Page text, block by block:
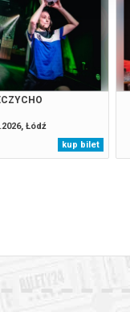
Łódź
kup bilet